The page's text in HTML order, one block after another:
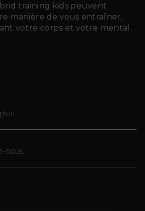
training kids peuvent
manière de vous entraîner,
votre corps et votre mental.
nous